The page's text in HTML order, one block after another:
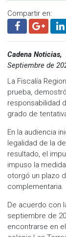
Compartir en:
Cadena Noticias,
Septiembre de
La Fiscalía
prueba,
responsabilidad
grado de
En la audiencia
legalidad de la
resultado, el
impuso la
otorgó un plazo
complementaria.
De acuerdo con
septiembre de
encontrarse en